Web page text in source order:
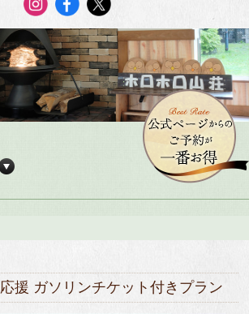
援 ガソリンチケット付きプラン